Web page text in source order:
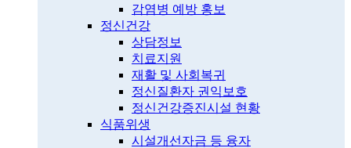
감염병 예방 홍보
정신건강
상담정보
치료지원
재활 및 사회복귀
정신질환자 권익보호
정신건강증진시설 현황
식품위생
시설개선자금 등 융자